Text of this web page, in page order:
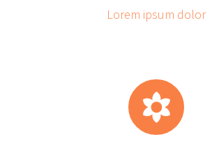
Lorem ipsum dolor

